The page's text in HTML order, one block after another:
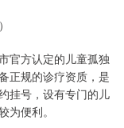
官方认定的儿童孤独
正规的诊疗资质，是
挂号，设有专门的儿
为便利。